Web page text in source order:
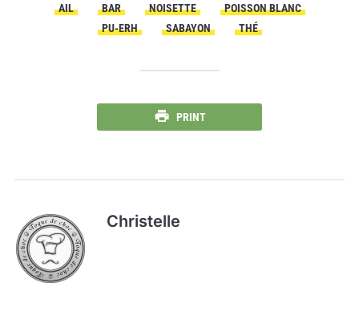
AIL BAR NOISETTE
POISSON BLANC
PU-ERH
SABAYON THÉ
PRINT
Christelle